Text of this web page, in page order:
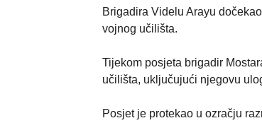
Brigadira Videlu Arayu
vojnog učilišta.
Tijekom posjeta brigadir
učilišta, uključujući njegovu
Posjet je protekao u ozračju